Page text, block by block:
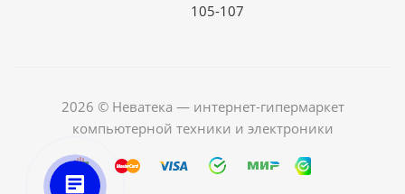
105-107
2026 © Неватека — интернет-гипермаркет
компьютерной техники и электроники